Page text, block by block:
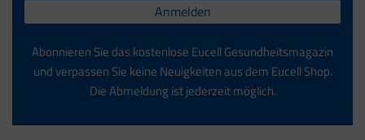
Anmelden
Abonnieren Sie das kostenlose Eucell Gesundheitsmagazin
und verpassen Sie keine Neuigkeiten aus dem Eucell Shop.
Die Abmeldung ist jederzeit möglich.